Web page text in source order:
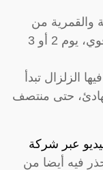
والقمرية من
المحتمل أن يؤدي إلى استجابة لزلزال قوي، يوم 2 أو 3
الزلزال تبدأ
حتى منتصف
عبر شركة
فيه أيضا من